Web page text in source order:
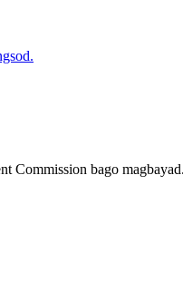
Commission bago magbayad.